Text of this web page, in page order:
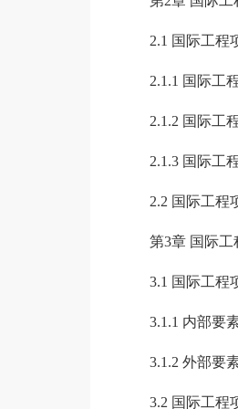
2.1 国际工程
2.1.1 国际工
2.1.2 国际工
2.1.3 国际工
2.2 国际工程
第3章 国际
3.1 国际工程
3.1.1 内部要
3.1.2 外部要
3.2 国际工程